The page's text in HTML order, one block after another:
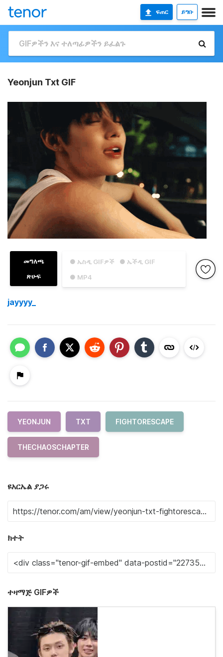
ፍጠር ይግቡ
Yeonjun Txt GIF
● ኤስዲ GIFዎች
● ኤችዲ GIF
● MP4
መግለጫ
ጽሁፍ
jayyyy_
YEONJUN TXT FIGHTORESCAPE
THECHAOSCHAPTER
ዩአርኤል ያጋሩ
ክተት
ተዛማጅ GIFዎች